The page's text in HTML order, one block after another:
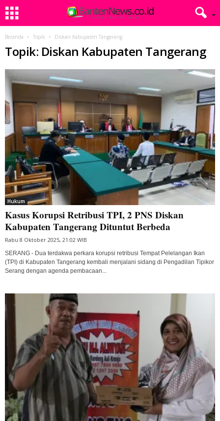
Beranda Topik Diskan Kabupaten Tangerang
Topik: Diskan Kabupaten Tangerang
Hukum
Kasus Korupsi Retribusi TPI, 2 PNS Diskan
Kabupaten Tangerang Dituntut Berbeda
Rabu 8 Oktober 2025, 21:02 WIB
SERANG - Dua terdakwa perkara korupsi retribusi Tempat Pelelangan Ikan
(TPI) di Kabupaten Tangerang kembali menjalani sidang di Pengadilan Tipikor
Serang dengan agenda pembacaan...